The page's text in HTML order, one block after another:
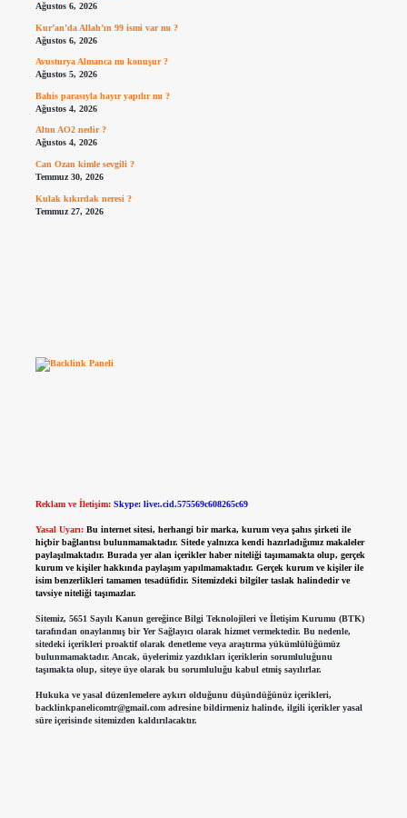
Ağustos 6, 2026
Kur’an’da Allah’ın 99 ismi var mı ?
Ağustos 6, 2026
Avusturya Almanca mı konuşur ?
Ağustos 5, 2026
Bahis parasıyla hayır yapılır mı ?
Ağustos 4, 2026
Altın AO2 nedir ?
Ağustos 4, 2026
Can Ozan kimle sevgili ?
Temmuz 30, 2026
Kulak kıkırdak neresi ?
Temmuz 27, 2026
Reklam ve İletişim: Skype: live:.cid.575569c608265c69
Yasal Uyarı: Bu internet sitesi, herhangi bir marka, kurum veya şahıs şirketi ile
hiçbir bağlantısı bulunmamaktadır. Sitede yalnızca kendi hazırladığımız makaleler
paylaşılmaktadır. Burada yer alan içerikler haber niteliği taşımamakta olup, gerçek
kurum ve kişiler hakkında paylaşım yapılmamaktadır. Gerçek kurum ve kişiler ile
isim benzerlikleri tamamen tesadüfidir. Sitemizdeki bilgiler taslak halindedir ve
tavsiye niteliği taşımazlar.
Sitemiz, 5651 Sayılı Kanun gereğince Bilgi Teknolojileri ve İletişim Kurumu (BTK)
tarafından onaylanmış bir Yer Sağlayıcı olarak hizmet vermektedir. Bu nedenle,
sitedeki içerikleri proaktif olarak denetleme veya araştırma yükümlülüğümüz
bulunmamaktadır. Ancak, üyelerimiz yazdıkları içeriklerin sorumluluğunu
taşımakta olup, siteye üye olarak bu sorumluluğu kabul etmiş sayılırlar.
Hukuka ve yasal düzenlemelere aykırı olduğunu düşündüğünüz içerikleri,
backlinkpanelicomtr@gmail.comadresine bildirmeniz halinde, ilgili içerikler yasal
süre içerisinde sitemizden kaldırılacaktır.